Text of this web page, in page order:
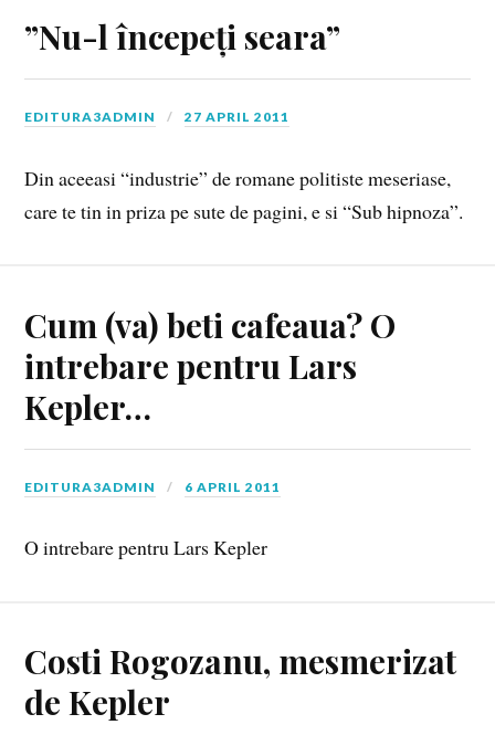
”Nu-l începeți seara”
EDITURA3ADMIN 27 APRIL 2011
Din aceeasi “industrie” de romane politiste meseriase,
care te tin in priza pe sute de pagini, e si “Sub hipnoza”.
Cum (va) beti cafeaua? O
intrebare pentru Lars
Kepler…
EDITURA3ADMIN 6 APRIL 2011
O intrebare pentru Lars Kepler
Costi Rogozanu, mesmerizat
de Kepler